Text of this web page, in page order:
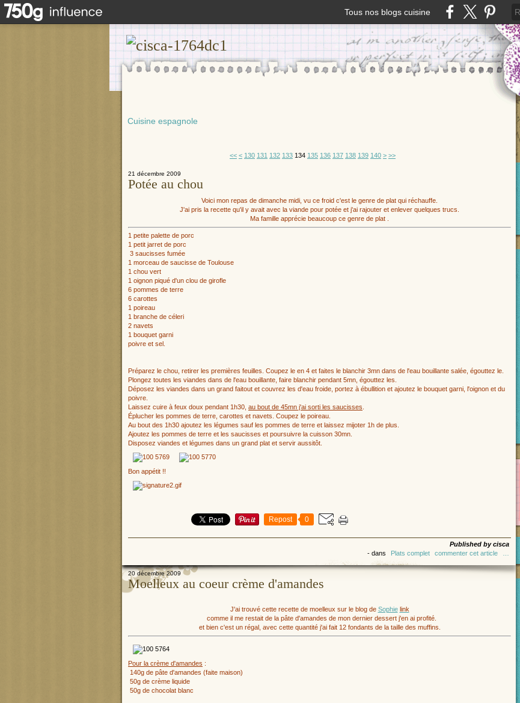
Tous nos blogs cuisine
Cuisine espagnole
<< < 100
110
120
130 131 132 133 134 135 136 137 138 139 140 150
> >>
21 décembre 2009
Potée au chou
Voici mon repas de dimanche midi, vu ce froid c'est le genre de plat qui réchauffe.
J'ai pris la recette qu'il y avait avec la viande pour potée et j'ai rajouter et enlever quelques trucs.
Ma famille apprécie beaucoup ce genre de plat .
1 petite palette de porc
1 petit jarret de porc
3 saucisses fumée
1 morceau de saucisse de Toulouse
1 chou vert
1 oignon piqué d'un clou de girofle
6 pommes de terre
6 carottes
1 poireau
1 branche de céleri
2 navets
1 bouquet garni
poivre et sel.
Préparez le chou, retirer les premières feuilles. Coupez le en 4 et faites le blanchir 3mn dans de l'eau bouillante salée, égouttez le.
Plongez toutes les viandes dans de l'eau bouillante, faire blanchir pendant 5mn, égouttez les.
Déposez les viandes dans un grand faitout et couvrez les d'eau froide, portez à ébullition et ajoutez le bouquet garni, l'oignon et du
poivre.
Laissez cuire à feux doux pendant 1h30, au bout de 45mn j'ai sorti les saucisses
Éplucher les pommes de terre, carottes et navets. Coupez le poireau.
Au bout des 1h30 ajoutez les légumes sauf les pommes de terre et laissez mijoter 1h de plus.
Ajoutez les pommes de terre et les saucisses et poursuivre la cuisson 30mn.
Disposez viandes et légumes dans un grand plat et servir aussitôt.
Bon appétit !!
Repost 0
Published by cisca
- dans Plats complet commenter cet article
20 décembre 2009
Moelleux au coeur crème d'amandes
J'ai trouvé cette recette de moelleux sur le blog de Sophie link
comme il me restait de la pâte d'amandes de mon dernier dessert j'en ai profité.
et bien c'est un régal, avec cette quantité j'ai fait 12 fondants de la taille des muffins.
Pour la crème d'amandes :
140g de pâte d'amandes (faite maison)
50g de crème liquide
50g de chocolat blanc